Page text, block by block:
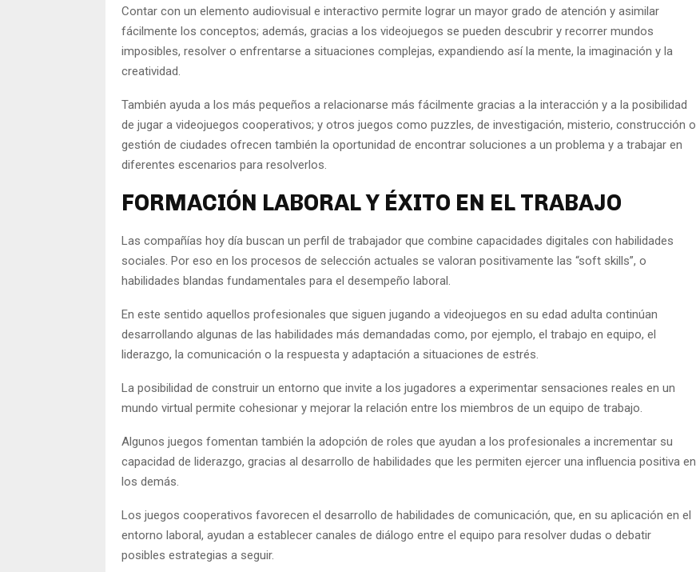
Contar con un elemento audiovisual e interactivo permite lograr un mayor grado de atención y asimilar
fácilmente los conceptos; además, gracias a los videojuegos se pueden descubrir y recorrer mundos
imposibles, resolver o enfrentarse a situaciones complejas, expandiendo así la mente, la imaginación y la
creatividad.
También ayuda a los más pequeños a relacionarse más fácilmente gracias a la interacción y a la posibilidad
de jugar a videojuegos cooperativos; y otros juegos como puzzles, de investigación, misterio, construcción o
gestión de ciudades ofrecen también la oportunidad de encontrar soluciones a un problema y a trabajar en
diferentes escenarios para resolverlos.
FORMACIÓN LABORAL Y ÉXITO EN EL TRABAJO
Las compañías hoy día buscan un perfil de trabajador que combine capacidades digitales con habilidades
sociales. Por eso en los procesos de selección actuales se valoran positivamente las “soft skills”, o
habilidades blandas fundamentales para el desempeño laboral.
En este sentido aquellos profesionales que siguen jugando a videojuegos en su edad adulta continúan
desarrollando algunas de las habilidades más demandadas como, por ejemplo, el trabajo en equipo, el
liderazgo, la comunicación o la respuesta y adaptación a situaciones de estrés.
La posibilidad de construir un entorno que invite a los jugadores a experimentar sensaciones reales en un
mundo virtual permite cohesionar y mejorar la relación entre los miembros de un equipo de trabajo.
Algunos juegos fomentan también la adopción de roles que ayudan a los profesionales a incrementar su
capacidad de liderazgo, gracias al desarrollo de habilidades que les permiten ejercer una influencia positiva en
los demás.
Los juegos cooperativos favorecen el desarrollo de habilidades de comunicación, que, en su aplicación en el
entorno laboral, ayudan a establecer canales de diálogo entre el equipo para resolver dudas o debatir
posibles estrategias a seguir.